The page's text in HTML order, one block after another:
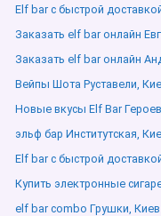
Elf bar с быстрой
Заказать elf bar онлайн
Заказать elf bar онлайн
Вейпы Шота Руставели,
Новые вкусы Elf Bar
эльф бар Институтская,
Elf bar с быстрой
Купить электронные
elf bar combo Грушки, Киев